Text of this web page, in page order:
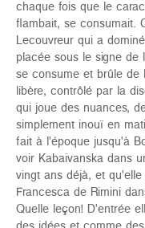
chaque fois que le
flambait, se consumait.
Lecouvreur qui a
placée sous le signe
se consume et brûle de
libère, contrôlé par la
qui joue des nuances,
simplement inouï en
fait à l'époque jusqu'à
voir Kabaivanska dans
vingt ans déjà, et
Francesca de Rimini
Quelle leçon! D'entrée